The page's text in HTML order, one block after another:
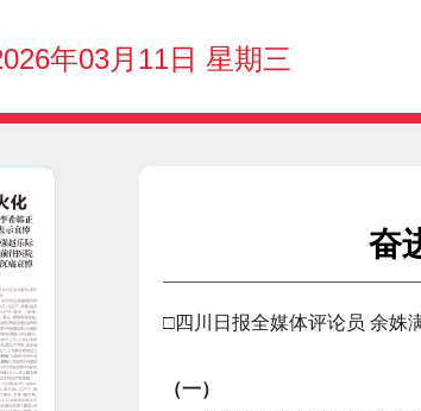
年03月11日 星期三
奋
□四川日报全媒体评论员 余姝
（一）